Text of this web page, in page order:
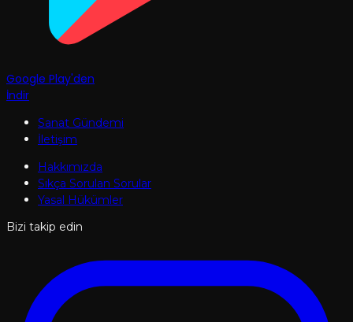
Google Play'den
İndir
Sanat Gündemi
İletişim
Hakkımızda
Sıkça Sorulan Sorular
Yasal Hükümler
Bizi takip edin